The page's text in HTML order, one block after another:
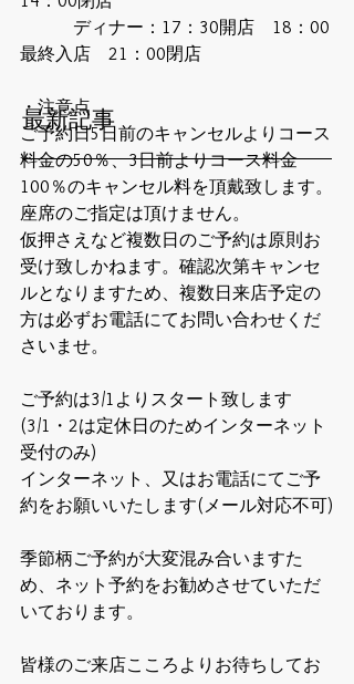
最新記事
ディナー：17：30開店　18：00
最終入店　21：00閉店
・注意点
ご予約日5日前のキャンセルよりコース
料金の50％、3日前よりコース料金
100％のキャンセル料を頂戴致します。
座席のご指定は頂けません。
仮押さえなど複数日のご予約は原則お
受け致しかねます。確認次第キャンセ
ルとなりますため、複数日来店予定の
方は必ずお電話にてお問い合わせくだ
さいませ。
ご予約は3/1よりスタート致します
(3/1・2は定休日のためインターネット
受付のみ)
インターネット、又はお電話にてご予
約をお願いいたします(メール対応不可)
季節柄ご予約が大変混み合いますた
め、ネット予約をお勧めさせていただ
いております。
皆様のご来店こころよりお待ちしてお